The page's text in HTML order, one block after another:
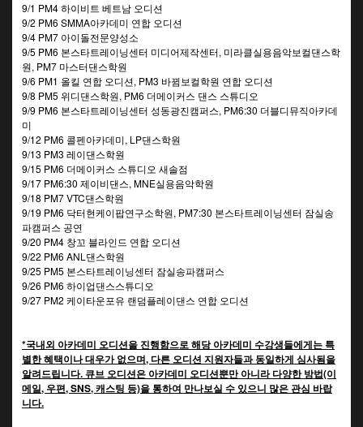
9/1 PM4 하이비트 베트남 오디션
9/2 PM6 SMMA아카데미 연합 오디션
9/4 PM7 아이돌전문양성소
9/5 PM6 본스타트레이닝센터 미디어제작센터, 미라클실용음악보컬댄스학
원, PM7 마스터댄스학원
9/6 PM1 올킬 연합 오디션, PM3 바뀜보컬학원 연합 오디션
9/8 PM5 위디댄스학원, PM6 더메이커스 댄스 스튜디오
9/9 PM6 본스타트레이닝센터 성동광진캠퍼스, PM6:30 더블디뮤직아카데
미
9/12 PM6 콜펜아카데미, LP댄스학원
9/13 PM3 레이댄스학원
9/15 PM6 더메이커스 스튜디오 새솔점
9/17 PM6:30 제이비댄스, MNE실용음악학원
9/18 PM7 VTC댄스학원
9/19 PM6 닥터현케이팝연구소학원, PM7:30 본스타트레이닝센터 잠실송
파캠퍼스 공연
9/20 PM4 창꼬 블라인드 연합 오디션
9/22 PM6 ANL댄스학원
9/25 PM5 본스타트레이닝센터 잠실송파캠퍼스
9/26 PM6 하이업댄스스튜디오
9/27 PM2 케이타운포유 랜덤플레이댄스 연합 오디션
*국내외 아카데미 오디션을 진행함으로 해당 아카데미 수강생들에게는 특
별한 혜택이나 대우가 없으며, 다른 오디션 지원자들과 동일하게 심사됨을
알려드립니다. 큐브 오디션은 아카데미 오디션뿐만 아니라 다양한 방법(이
메일, 우편, SNS, 캐스팅 등)을 통하여 만나보실 수 있으니 많은 관심 바랍
니다.